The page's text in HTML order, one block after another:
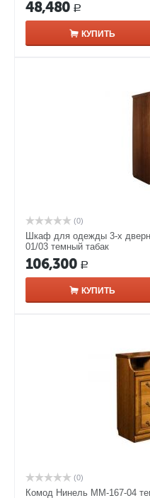
48,480 Р
КУПИТЬ
(0)
Шкаф для одежды 3-х
01/03 темный табак
106,300 Р
КУПИТЬ
(0)
Комод Нинель ММ-167-04